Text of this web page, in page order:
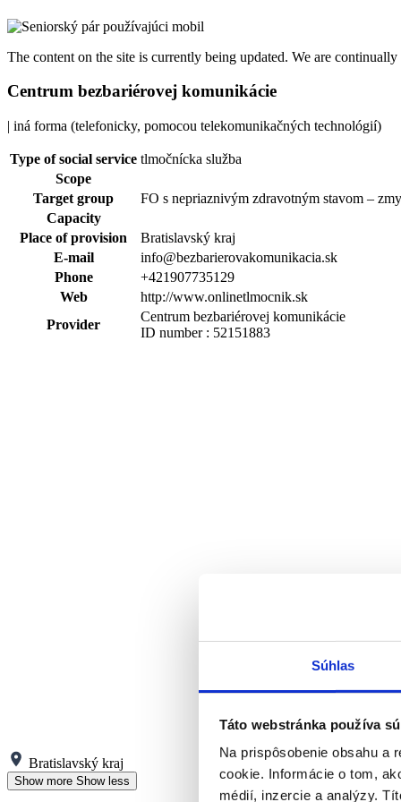
Súhlas
Táto webstránka používa
Na prispôsobenie obsahu a
cookie. Informácie o tom,
médií, inzercie a analýzy.
The content on the site is currently being updated. We are
Centrum bezbariérovej komunikácie
| iná forma (telefonicky, pomocou telekomunikačných technológií)
Type of social service tlmočnícka služba
Scope
Target group
FO s nepriaznivým zdravotným stavom –
Capacity
Place of provision
Bratislavský kraj
E-mail
info@bezbarierovakomunikacia.sk
Phone
+421907735129
Web
http://www.onlinetlmocnik.sk
Provider
Centrum bezbariérovej komunikácie
ID number : 52151883
Bratislavský kraj
Show more Show less